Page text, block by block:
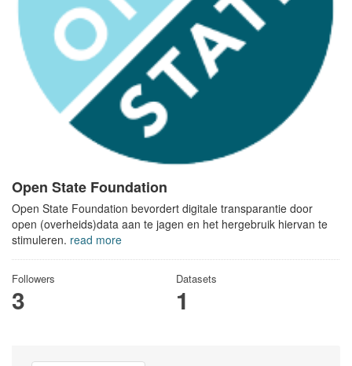
Open State Foundation
Open State Foundation bevordert digitale transparantie door
open (overheids)data aan te jagen en het hergebruik hiervan te
stimuleren. read more
Followers
3
Datasets
1